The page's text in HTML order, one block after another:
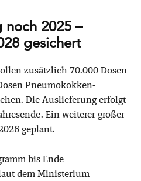
noch 2025 –
gesichert
zusätzlich 70.000 Dosen
Pneumokokken-
Die Auslieferung erfolgt
Ein weiterer großer
geplant.
bis Ende
dem Ministerium